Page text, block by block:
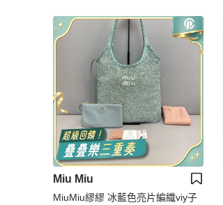
Miu Miu
MiuMiu繆繆 冰藍色亮片編織viy子